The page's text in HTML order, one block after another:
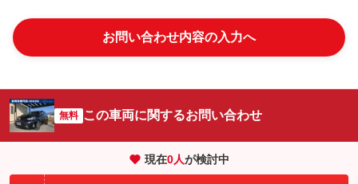
お問い合わせ内容の入力へ
無料 この車両に関するお問い合わせ
現在0人が検討中